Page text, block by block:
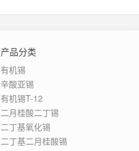
产品分类
有机锡
辛酸亚锡
有机锡T-12
二月桂酸二丁锡
二丁基氧化锡
二丁基二月桂酸锡